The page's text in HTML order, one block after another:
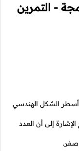
- التمرين
الشكل الهندسي
إلى أن العدد
صفر.